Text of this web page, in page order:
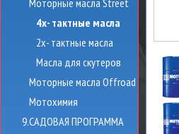
Моторные масла Street
4х- тактные масла
2х- тактные масла
Масла для скутеров
Моторные масла Offroad
Мотохимия
9.САДОВАЯ ПРОГРАММА